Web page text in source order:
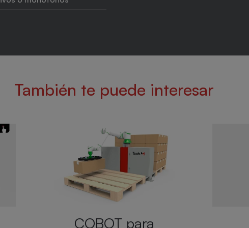
También te puede interesar
Single+ 2.0